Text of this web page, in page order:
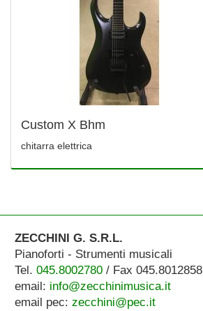
Custom X Bhm
chitarra elettrica
ZECCHINI G. S.R.L.
Pianoforti - Strumenti musicali
Tel. 045.8002780/ Fax 045.8012858
email: info@zecchinimusica.it
email pec: zecchini@pec.it